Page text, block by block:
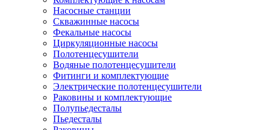
Насосные станции
Скважинные насосы
Фекальные насосы
Циркуляционные насосы
Полотенцесушители
Водяные полотенцесушители
Фитинги и комплектующие
Электрические полотенцесушители
Раковины и комплектующие
Полупьедесталы
Пьедесталы